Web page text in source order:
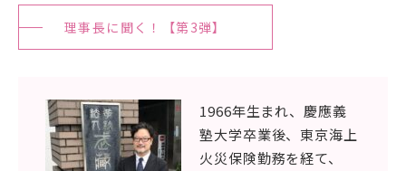
資料請求・お問い合わせ
アクセス サイトマップ
理事長に聞く！【第3弾】
1966年生まれ、慶應義
塾大学卒業後、東京海上
火災保険勤務を経て、